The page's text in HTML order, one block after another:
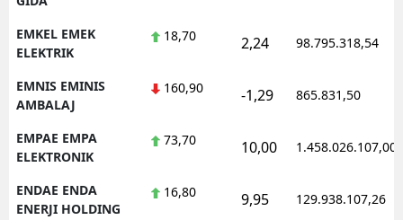
EMKEL EMEK
ELEKTRIK
18,70 2,24 98.795.318,54
EMNIS EMINIS
AMBALAJ
160,90 -1,29 865.831,50
EMPAE EMPA
ELEKTRONIK
73,70 10,00 1.458.026.107,00
ENDAE ENDA
ENERJI HOLDING
16,80 9,95 129.938.107,26